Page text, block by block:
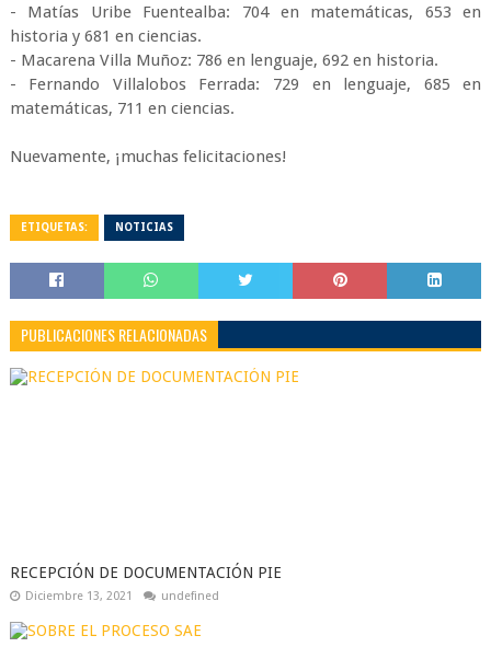
- Matías Uribe Fuentealba: 704 en matemáticas, 653 en
historia y 681 en ciencias.
- Macarena Villa Muñoz: 786 en lenguaje, 692 en historia.
- Fernando Villalobos Ferrada: 729 en lenguaje, 685 en
matemáticas, 711 en ciencias.
Nuevamente, ¡muchas felicitaciones!
ETIQUETAS: NOTICIAS
PUBLICACIONES RELACIONADAS
RECEPCIÓN DE DOCUMENTACIÓN PIE
Diciembre 13, 2021 undefined